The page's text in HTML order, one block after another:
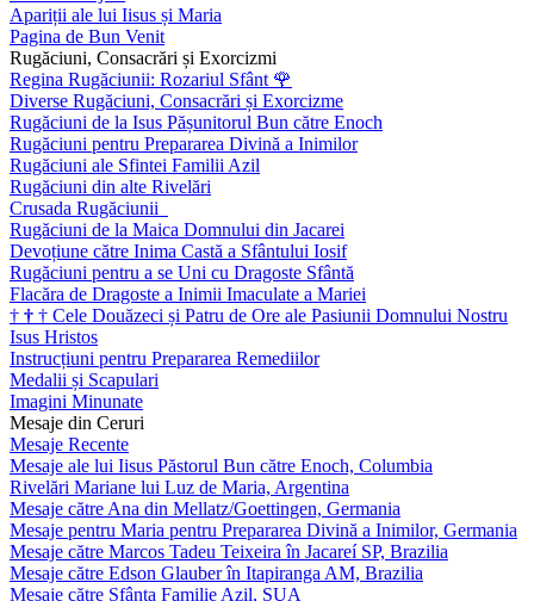
Apariții ale lui Iisus și Maria
Pagina de Bun Venit
Rugăciuni, Consacrări și Exorcizmi
Regina Rugăciunii: Rozariul Sfânt 🌹
Diverse Rugăciuni, Consacrări și Exorcizme
Rugăciuni de la Isus Pășunitorul Bun către Enoch
Rugăciuni pentru Prepararea Divină a Inimilor
Rugăciuni ale Sfintei Familii Azil
Rugăciuni din alte Rivelări
Crusada Rugăciunii
Rugăciuni de la Maica Domnului din Jacarei
Devoțiune către Inima Castă a Sfântului Iosif
Rugăciuni pentru a se Uni cu Dragoste Sfântă
Flacăra de Dragoste a Inimii Imaculate a Mariei
† † † Cele Douăzeci și Patru de Ore ale Pasiunii Domnului Nostru
Isus Hristos
Instrucțiuni pentru Prepararea Remediilor
Medalii și Scapulari
Imagini Minunate
Mesaje din Ceruri
Mesaje Recente
Mesaje ale lui Iisus Păstorul Bun către Enoch, Columbia
Rivelări Mariane lui Luz de Maria, Argentina
Mesaje către Ana din Mellatz/Goettingen, Germania
Mesaje pentru Maria pentru Prepararea Divină a Inimilor, Germania
Mesaje către Marcos Tadeu Teixeira în Jacareí SP, Brazilia
Mesaje către Edson Glauber în Itapiranga AM, Brazilia
Mesaje către Sfânta Familie Azil, SUA